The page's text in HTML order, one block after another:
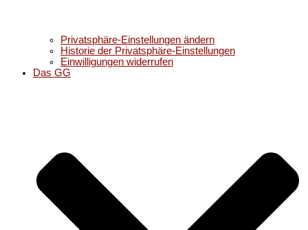
Privatsphäre-Einstellungen ändern
Historie der Privatsphäre-Einstellungen
Einwilligungen widerrufen
Das GG